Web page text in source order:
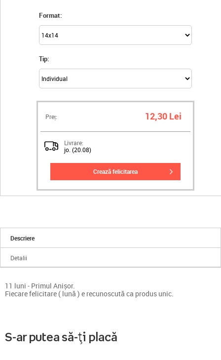
Format:
Tip:
Preț: 12,30 Lei
Livrare:
jo. (20.08)
crează felicitarea
Descriere
Detalii
11 luni - Primul Anișor.
Fiecare felicitare ( lună ) e recunoscută ca produs unic.
S-ar putea să-ți placă